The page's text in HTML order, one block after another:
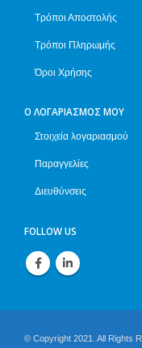
Τρόποι Αποστολής
Τρόποι Πληρωμής
Όροι Χρήσης
Ο ΛΟΓΑΡΙΑΣΜΌΣ ΜΟΥ
Στοιχεία λογαριασμού
Παραγγελίες
Διευθύνσεις
FOLLOW US
© Copyright 2021. All Rights